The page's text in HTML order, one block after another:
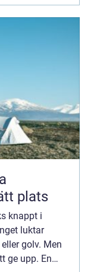
plats
knappt i
luktar
golv. Men
ge upp. En